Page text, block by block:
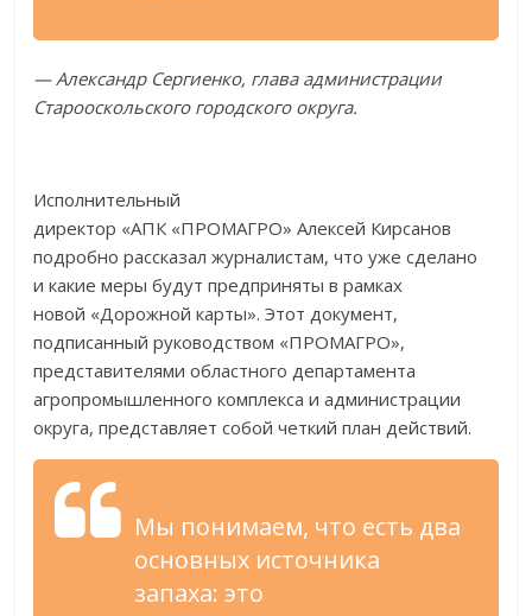
— Александр Сергиенко, глава администрации
Старооскольского городского округа.
Исполнительный
директор «АПК «ПРОМАГРО» Алексей Кирсанов
подробно рассказал журналистам, что уже сделано
и какие меры будут предприняты в рамках
новой «Дорожной карты». Этот документ,
подписанный руководством «ПРОМАГРО»,
представителями областного департамента
агропромышленного комплекса и администрации
округа, представляет собой четкий план действий.
Мы понимаем, что есть два
основных источника
запаха: это